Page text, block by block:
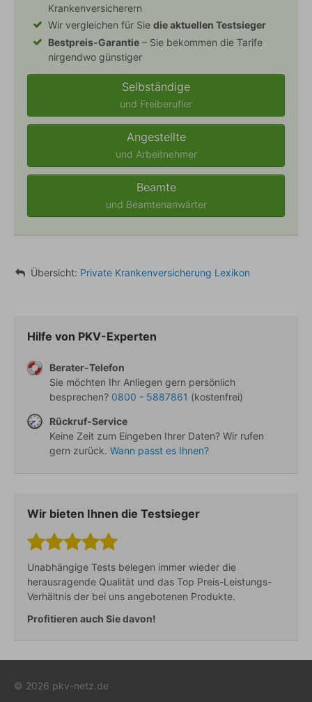
Krankenversicherern
Wir vergleichen für Sie die aktuellen Testsieger
Bestpreis-Garantie – Sie bekommen die Tarife
nirgendwo günstiger
Selbständige
und Freiberufler
Angestellte
und Arbeitnehmer
Beamte
und Beamtenanwärter
Zahnstaffel
Übersicht: Private Krankenversicherung Lexikon
Hilfe von PKV-Experten
Berater-Telefon
Sie möchten Ihr Anliegen gern persönlich
besprechen? 0800 - 5887861 (kostenfrei)
Rückruf-Service
Keine Zeit zum Eingeben Ihrer Daten? Wir rufen
gern zurück. Wann passt es Ihnen?
Wir bieten Ihnen die Testsieger
Unabhängige Tests belegen immer wieder die
herausragende Qualität und das Top Preis-Leistungs-
Verhältnis der bei uns angebotenen Produkte.
Profitieren auch Sie davon!
© 2026 pkv-netz.de